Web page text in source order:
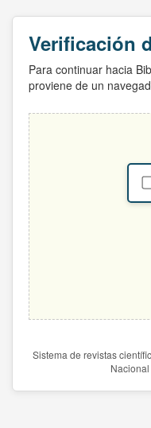
Verificación
Para continuar hacia
proviene de un
Sistema de revistas